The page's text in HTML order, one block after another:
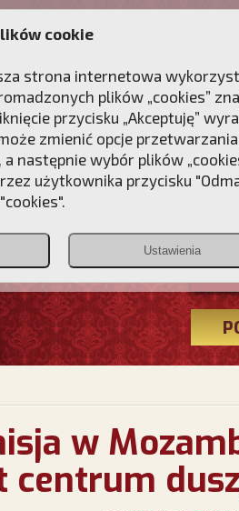
DLA DUSZY
w
centrum
cookie
strona internetowa
plików „cookies”
przycisku „Akceptuję”
zmienić opcje
a następnie wybór plików
użytkownika przycisku
Ustawienia